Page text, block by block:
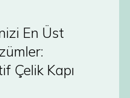
En Üst
Çelik Kapı